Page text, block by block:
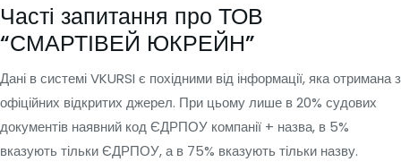
Часті запитання про ТОВ
“СМАРТІВЕЙ ЮКРЕЙН”
Дані в системі VKURSI є похідними від інформації, яка отримана з
офіційних відкритих джерел. При цьому лише в 20% судових
документів наявний код ЄДРПОУ компанії + назва, в 5%
вказують тільки ЄДРПОУ, а в 75% вказують тільки назву.